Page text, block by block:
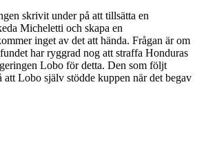
skrivit under på att tillsätta en
Micheletti och skapa en
inget av det att hända. Frågan är om
har ryggrad nog att straffa Honduras
Lobo för detta. Den som följt
Lobo själv stödde kuppen när det begav